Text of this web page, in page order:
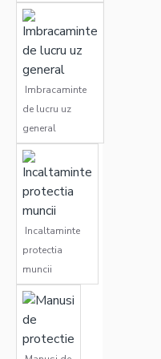
companiei pe
hainele de
lucru.
Imbracaminte
de lucru uz
general
Incaltaminte
protectia
muncii